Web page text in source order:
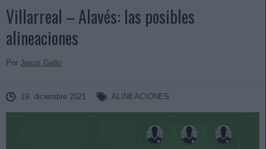
Villarreal – Alavés: las posibles
alineaciones
Por Jesus Gallo
19. diciembre 2021 ALINEACIONES